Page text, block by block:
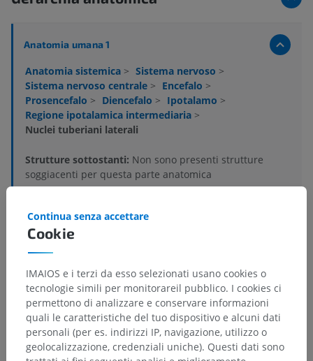
Anatomia umana 1
Anatomia sistemica > Sistema nervoso >
Sistema nervoso centrale > Encefalo >
Prosencefalo > Diencefalo > Ipotalamo >
Regione ipotalamica intermediaria >
Nuclei tuberiani laterali
Strutture sottostanti: Non sono presenti strutture
soggiacenti per questa parte anatomica
Anatomia comparata negli animali
Traduzioni
Cookie
Continua senza accettare
IMAIOS e i terzi da esso selezionati usano cookies o
tecnologie simili per monitorareil pubblico. I cookies ci
permettono di analizzare e conservare informazioni
quali le caratteristiche del tuo dispositivo e alcuni dati
personali (per es. indirizzi IP, navigazione, utilizzo o
geolocalizzazione, credenziali uniche). Questi dati sono